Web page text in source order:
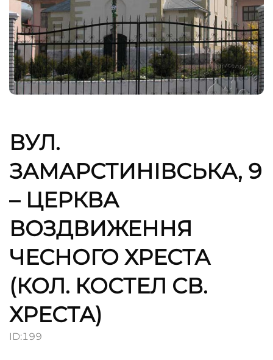
ВУЛ.
ЗАМАРСТИНІВСЬКА, 9
– ЦЕРКВА
ВОЗДВИЖЕННЯ
ЧЕСНОГО ХРЕСТА
(КОЛ. КОСТЕЛ СВ.
ХРЕСТА)
ID:199